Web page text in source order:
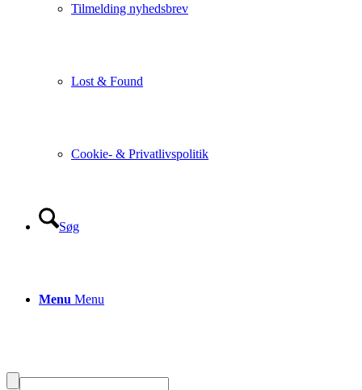
Tilmelding nyhedsbrev
Lost & Found
Cookie- & Privatlivspolitik
Søg
Menu Menu